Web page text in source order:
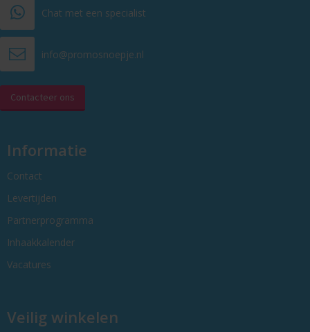
Chat met een specialist
info@promosnoepje.nl
Contacteer ons
Informatie
Contact
Levertijden
Partnerprogramma
Inhaakkalender
Vacatures
Veilig winkelen